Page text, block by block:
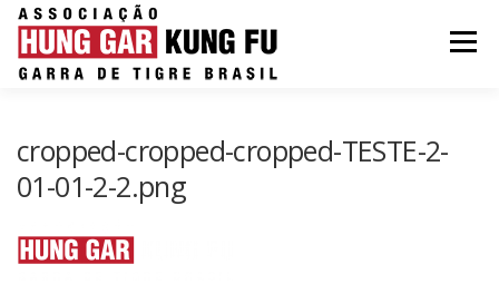
Pular para o conteúdo
Menu
cropped-cropped-cropped-TESTE-2-
01-01-2-2.png